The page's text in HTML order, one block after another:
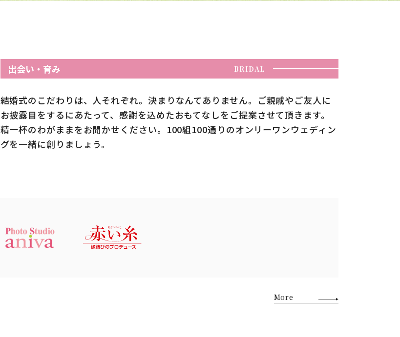
出会い・育み
結婚式のこだわりは、人それぞれ。決まりなんてありません。ご親戚やご友人に
お披露目をするにあたって、感謝を込めたおもてなしをご提案させて頂きます。
精一杯のわがままをお聞かせください。100組100通りのオンリーワンウェディン
グを一緒に創りましょう。
More